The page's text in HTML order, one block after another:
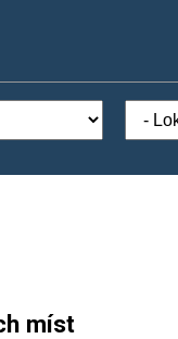
míst